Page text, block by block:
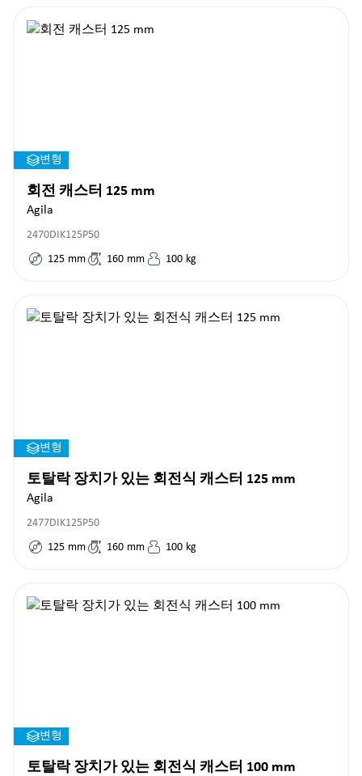
변형
회전 캐스터 125 mm
Agila
2470DIK125P50
125 mm 160 mm 100 kg
변형
토탈락 장치가 있는 회전식 캐스터 125 mm
Agila
2477DIK125P50
125 mm 160 mm 100 kg
변형
토탈락 장치가 있는 회전식 캐스터 100 mm